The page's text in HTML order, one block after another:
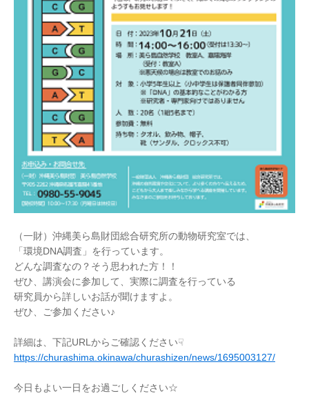
（一財）沖縄美ら島財団総合研究所の動物研究室では、
「環境DNA調査」を行っています。
どんな調査なの？そう思われた方！！
ぜひ、講演会に参加して、実際に調査を行っている
研究員から詳しいお話が聞けますよ。
ぜひ、ご参加ください♪
詳細は、下記URLからご確認ください☟
https://churashima.okinawa/churashizen/news/1695003127/
今日もよい一日をお過ごしください☆